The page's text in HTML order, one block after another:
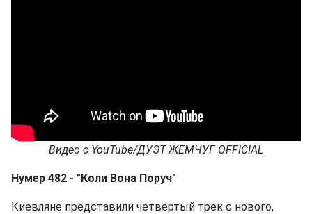
Видео с YouTube/ДУЭТ ЖЕМЧУГOFFICIAL
Нумер 482 - "Коли Вона Поруч"
Киевляне представили четвертый трек с нового,